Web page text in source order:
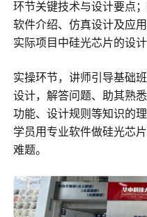
环节关键技术与设计要点
软件介绍、仿真设计及应
实际项目中硅光芯片的设计
实操环节，讲师引导基础
设计，解答问题、助其熟
功能、设计规则等知识的
学员用专业软件做硅光芯
难题。